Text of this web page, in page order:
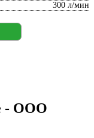
300 л/мин
- ООО